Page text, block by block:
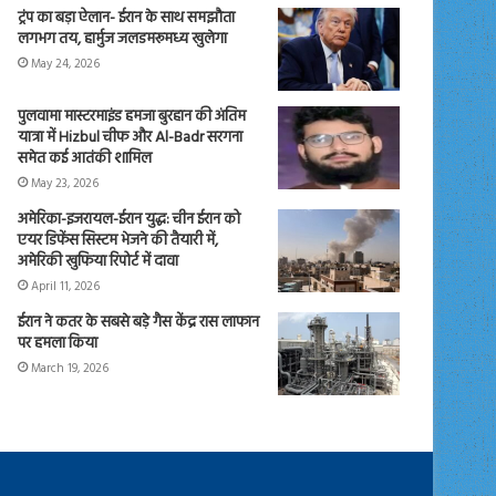
ट्रंप का बड़ा ऐलान- ईरान के साथ समझौता
लगभग तय, हार्मुज जलडमरूमध्य खुलेगा
May 24, 2026
पुलवामा मास्टरमाइंड हमजा बुरहान की अंतिम
यात्रा में Hizbul चीफ और Al-Badr सरगना
समेत कई आतंकी शामिल
May 23, 2026
अमेरिका-इजरायल-ईरान युद्ध: चीन ईरान को
एयर डिफेंस सिस्टम भेजने की तैयारी में,
अमेरिकी खुफिया रिपोर्ट में दावा
April 11, 2026
ईरान ने कतर के सबसे बड़े गैस केंद्र रास लाफान
पर हमला किया
March 19, 2026